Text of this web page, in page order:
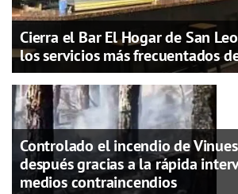
Cierra el Bar El Hogar de San
los servicios más frecuentados
Controlado el incendio de
después gracias a la rápida
medios contraincendios